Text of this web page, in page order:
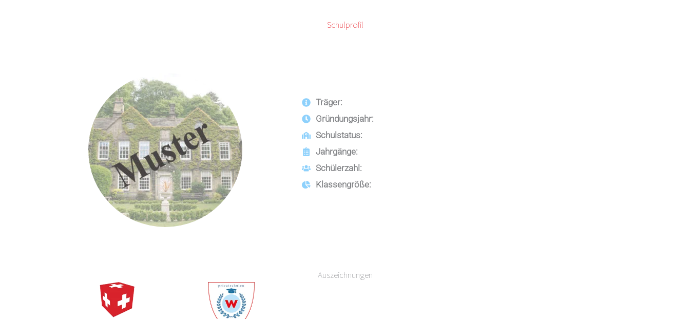
Schulprofil
Träger:
Gründungsjahr:
Schulstatus:
Jahrgänge:
Schülerzahl:
Klassengröße:
Auszeichnungen